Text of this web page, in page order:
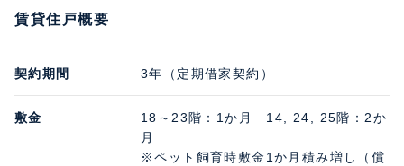
賃貸住戸概要
契約期間 3年（定期借家契約）
敷金
18～23階：1か月 14, 24, 25階：2か
月
※ペット飼育時敷金1か月積み増し（償